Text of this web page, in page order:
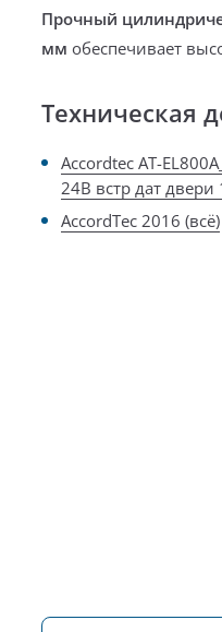
Прочный
мм обеспечивает
Техническая
Accordtec AT-
24В встр дат
AccordTec 2016 (всё)